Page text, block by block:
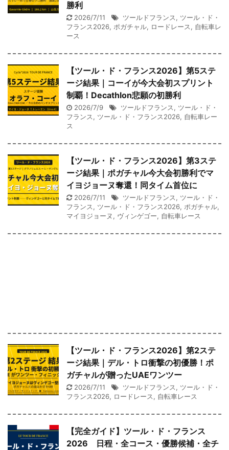
勝利
2026/7/11 ツールドフランス, ツール・ド・
フランス2026, ポガチャル, ロードレース, 自転車レ
ース
【ツール・ド・フランス2026】第5ステ
ージ結果｜コーイが今大会初スプリント
制覇！Decathlon悲願の初勝利
2026/7/9 ツールドフランス, ツール・ド・
フランス, ツール・ド・フランス2026, 自転車レー
ス
【ツール・ド・フランス2026】第3ステ
ージ結果｜ポガチャル今大会初勝利でマ
イヨジョーヌ奪還！同タイム首位に
2026/7/11 ツールドフランス, ツール・ド・
フランス, ツール・ド・フランス2026, ポガチャル,
マイヨジョーヌ, ヴィンゲゴー, 自転車レース
【ツール・ド・フランス2026】第2ステ
ージ結果｜デル・トロ衝撃の初優勝！ポ
ガチャルが贈ったUAEワンツー
2026/7/11 ツールドフランス, ツール・ド・
フランス2026, ロードレース, 自転車レース
【完全ガイド】ツール・ド・フランス
2026 日程・全コース・優勝候補・全チ